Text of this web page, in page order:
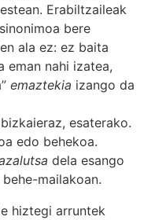
Erabiltzaileak
bere
ala ez: ez baita
eman nahi izatea,
emaztekia izango da
bizkaieraz, esaterako.
edo behekoa.
dela esango
behe-mailakoan.
hiztegi arruntek